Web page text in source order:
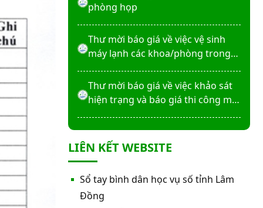
phòng họp
Thư mời báo giá về việc vệ sinh
máy lạnh các khoa/phòng trong
Thư mời báo giá về việc khảo sát
hiện trạng và báo giá thi công mái
thiện của Bệnh viện
Thư mời báo giá về việc mời báo
giá thiết bị
Thư mời báo giá về việc sửa chữa
nhà bảo vệ và cổng số 2
LIÊN KẾT WEBSITE
Sổ tay bình dân học vụ số tỉnh Lâm
Đồng